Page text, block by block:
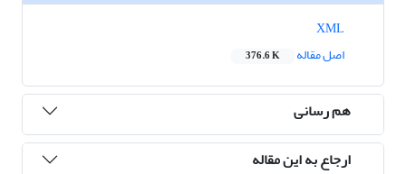
اصل مقاله
376.6 K
هم رسانی
ارجاع به این مقاله